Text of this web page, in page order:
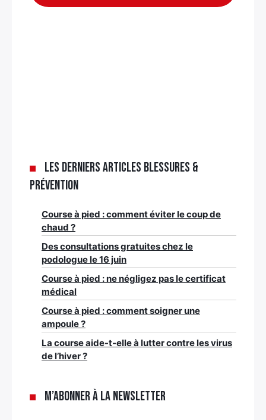
Les derniers articles Blessures &
Prévention
Course à pied : comment éviter le coup de
chaud ?
Des consultations gratuites chez le
podologue le 16 juin
Course à pied : ne négligez pas le certificat
médical
Course à pied : comment soigner une
ampoule ?
La course aide-t-elle à lutter contre les virus
de l’hiver ?
M’abonner à la newsletter